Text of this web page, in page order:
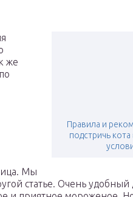
Правила и
подстричь
же
Мы
статье. Очень удобный